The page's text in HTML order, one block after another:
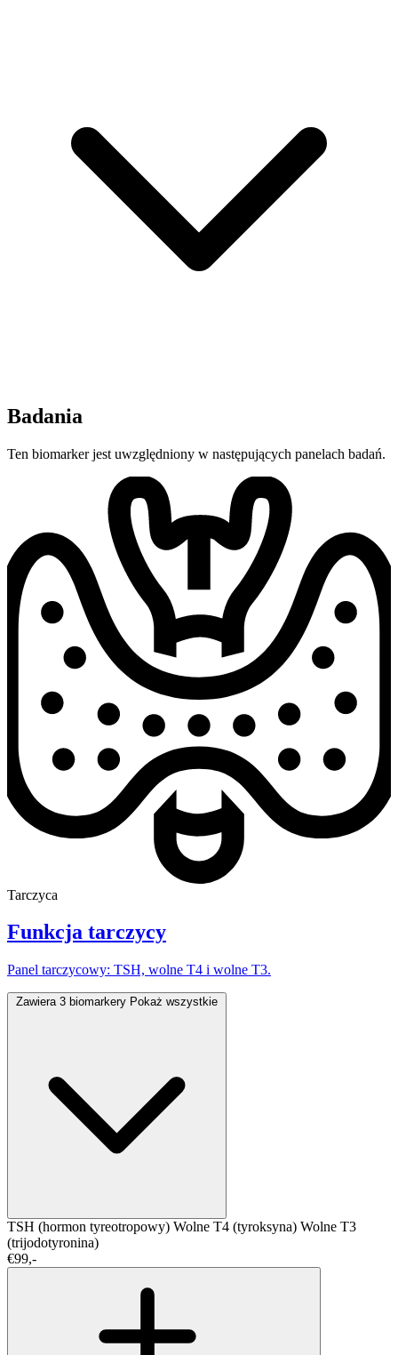
Badania
Ten biomarker jest uwzględniony w następujących panelach badań.
Tarczyca
Funkcja tarczycy
Panel tarczycowy: TSH, wolne T4 i wolne T3.
Zawiera 3 biomarkery Pokaż wszystkie
TSH (hormon tyreotropowy) Wolne T4 (tyroksyna) Wolne T3
(trijodotyronina)
€99,-